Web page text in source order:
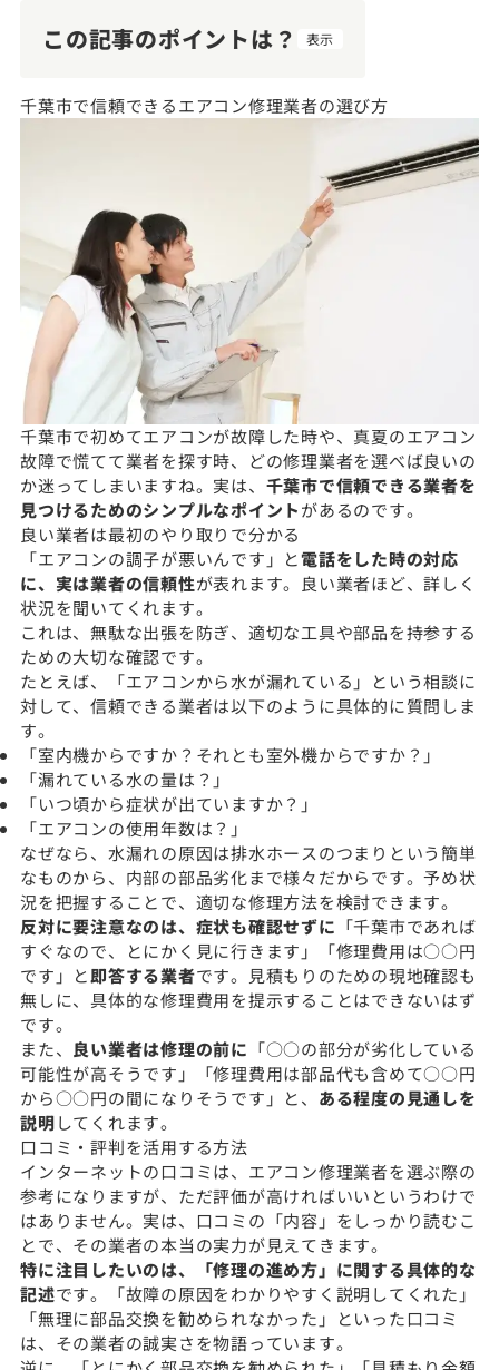
この記事のポイントは？ 表示
千葉市で信頼できるエアコン修理業者の選び方
千葉市で初めてエアコンが故障した時や、真夏のエアコン
故障で慌てて業者を探す時、どの修理業者を選べば良いの
か迷ってしまいますね。実は、 千葉市で信頼できる業者を
見つけるためのシンプルなポイントがあるのです。
良い業者は最初のやり取りで分かる
「エアコンの調子が悪いんです」と電話をした時の対応
に、実は業者の信頼性が表れます。良い業者ほど、詳しく
状況を聞いてくれます。
これは、無駄な出張を防ぎ、適切な工具や部品を持参する
ための大切な確認です。
たとえば、「エアコンから水が漏れている」という相談に
対して、信頼できる業者は以下のように具体的に質問しま
す。
「室内機からですか？それとも室外機からですか？」
「漏れている水の量は？」
「いつ頃から症状が出ていますか？」
「エアコンの使用年数は？」
なぜなら、水漏れの原因は排水ホースのつまりという簡単
なものから、内部の部品劣化まで様々だからです。予め状
況を把握することで、適切な修理方法を検討できます。
反対に要注意なのは、症状も確認せずに 「千葉市であれば
すぐなので、とにかく見に行きます」「修理費用は○○円
です」と即答する業者です。見積もりのための現地確認も
無しに、具体的な修理費用を提示することはできないはず
です。
また、 良い業者は修理の前に 「○○の部分が劣化している
可能性が高そうです」「修理費用は部品代も含めて○○円
から○○円の間になりそうです」と、 ある程度の見通しを
説明してくれます。
口コミ・評判を活用する方法
インターネットの口コミは、エアコン修理業者を選ぶ際の
参考になりますが、ただ評価が高ければいいというわけで
はありません。実は、口コミの「内容」をしっかり読むこ
とで、その業者の本当の実力が見えてきます。
特に注目したいのは、「修理の進め方」に関する具体的な
記述です。「故障の原因をわかりやすく説明してくれた」
「無理に部品交換を勧められなかった」といった口コミ
は、その業者の誠実さを物語っています。